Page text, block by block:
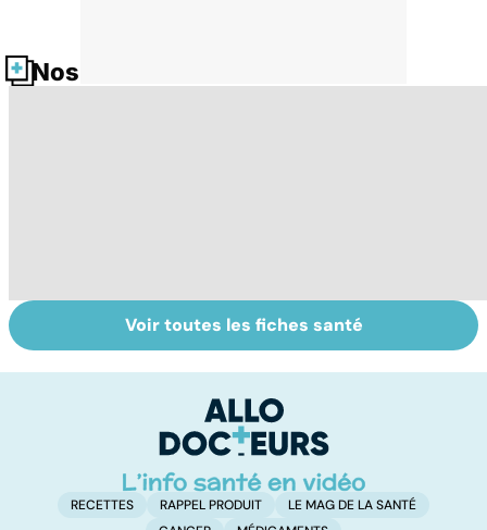
Nos fiches santé
Le lupus, une
maladie
Anémie :
symptômes,
traitements
Voir toutes les fiches santé
RECETTES RAPPEL PRODUIT
LE MAG DE LA SANTÉ